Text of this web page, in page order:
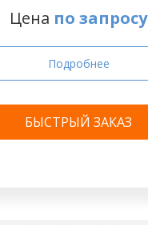
Цена по запросу
Подробнее
БЫСТРЫЙ ЗАКАЗ